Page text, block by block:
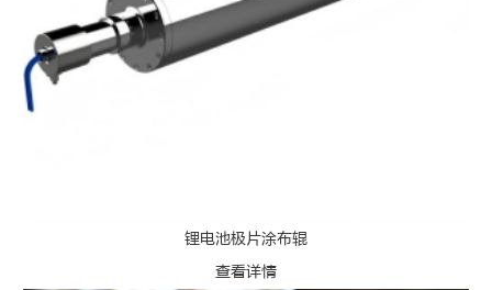
锂电池极片涂布辊
查看详情